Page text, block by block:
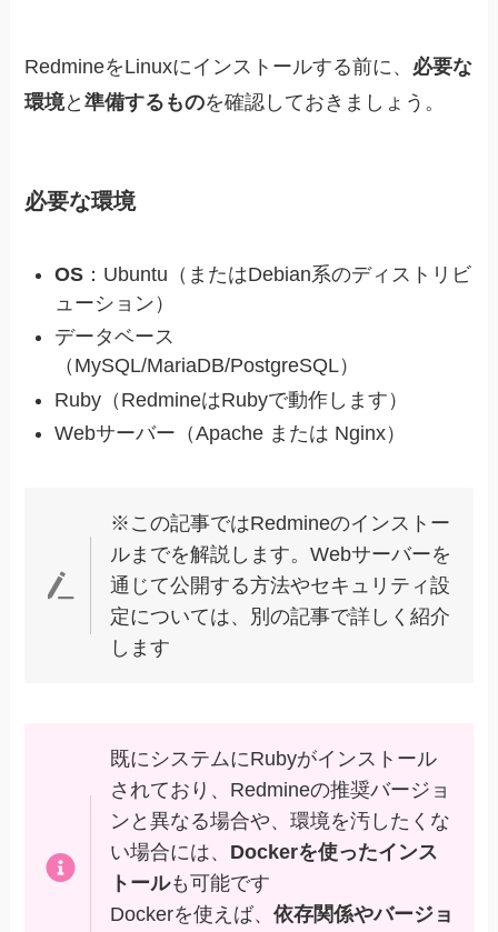
RedmineをLinuxにインストールする前に、 必要な
環境と準備するものを確認しておきましょう。
必要な環境
OS ：Ubuntu（またはDebian系のディストリビ
ューション）
データベース
（MySQL/MariaDB/PostgreSQL）
Ruby（RedmineはRubyで動作します）
Webサーバー（Apache または Nginx）
※この記事ではRedmineのインストー
ルまでを解説します。Webサーバーを
通じて公開する方法やセキュリティ設
定については、別の記事で詳しく紹介
します
既にシステムにRubyがインストール
されており、Redmineの推奨バージョ
ンと異なる場合や、環境を汚したくな
い場合には、 Dockerを使ったインス
トールも可能です
Dockerを使えば、 依存関係やバージョ